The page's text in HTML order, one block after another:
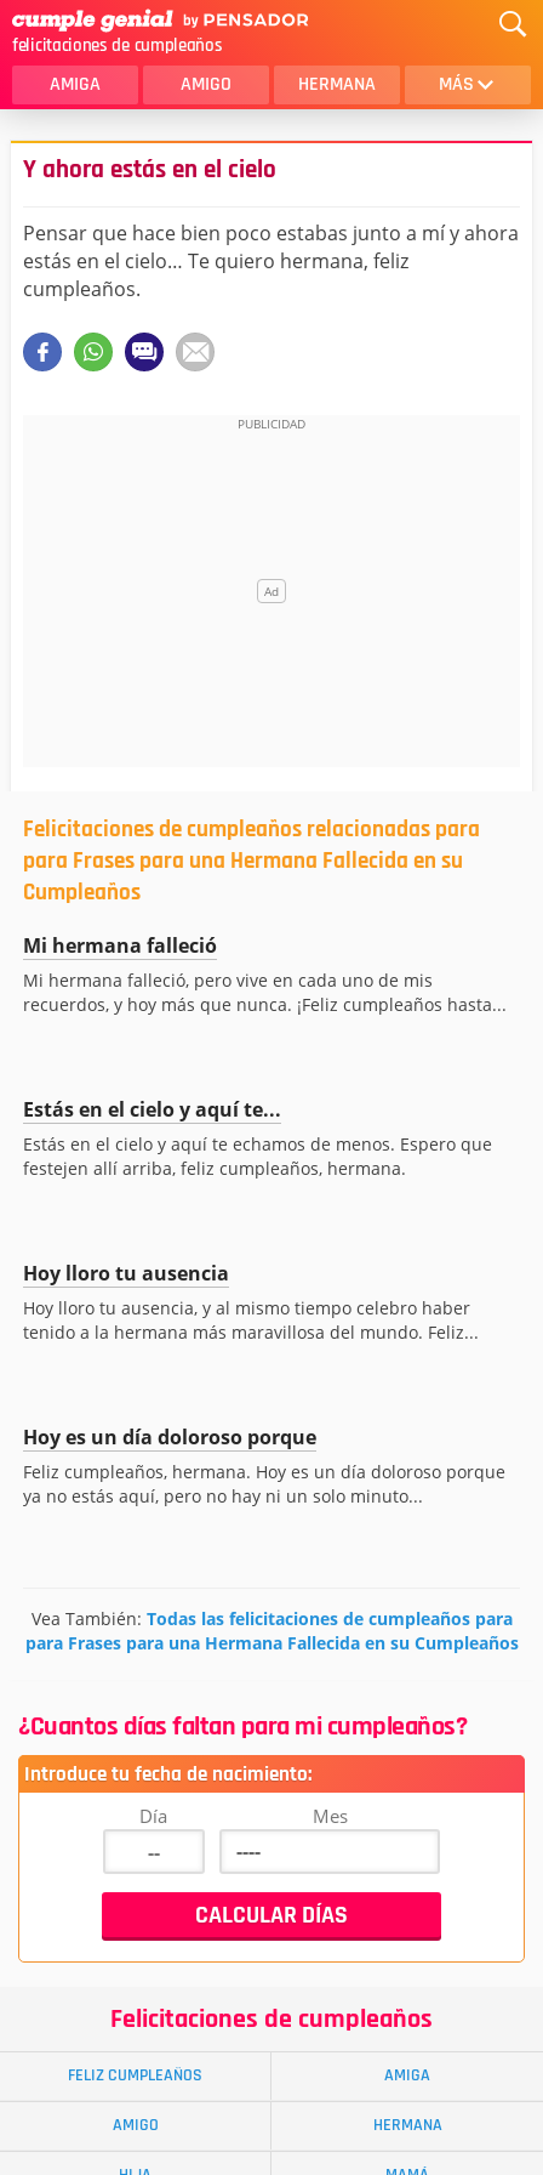
felicitaciones de cumpleaños
AMIGA AMIGO HERMANA MÁS
MAMA
AMOR
SOBRINA
HIJA
HERMANO
NOVIA
Y ahora estás en el cielo
Pensar que hace bien poco estabas junto a mí y ahora
estás en el cielo… Te quiero hermana, feliz
cumpleaños.
Felicitaciones de cumpleaños relacionadas para
para Frases para una Hermana Fallecida en su
Cumpleaños
Mi hermana falleció
Mi hermana falleció, pero vive en cada uno de mis
recuerdos, y hoy más que nunca. ¡Feliz cumpleaños hasta...
Estás en el cielo y aquí te...
Estás en el cielo y aquí te echamos de menos. Espero que
festejen allí arriba, feliz cumpleaños, hermana.
Hoy lloro tu ausencia
Hoy lloro tu ausencia, y al mismo tiempo celebro haber
tenido a la hermana más maravillosa del mundo. Feliz...
Hoy es un día doloroso porque
Feliz cumpleaños, hermana. Hoy es un día doloroso porque
ya no estás aquí, pero no hay ni un solo minuto...
Vea También: Todas las felicitaciones de cumpleaños para
para Frases para una Hermana Fallecida en su Cumpleaños
¿Cuantos días faltan para mi cumpleaños?
Introduce tu fecha de nacimiento:
Día Mes
Felicitaciones de cumpleaños
FELIZ CUMPLEAÑOS AMIGA
AMIGO HERMANA